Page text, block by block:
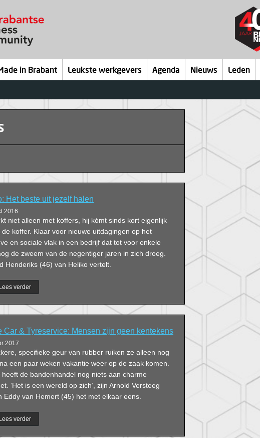
in Brabant Leukste werkgevers Agenda Nieuws Leden
Het beste uit jezelf halen
2016
niet alleen met koffers, hij kómt sinds kort eigenlijk
de koffer. Klaar voor nieuwe uitdagingen op het
en sociale vlak in een bedrijf dat tot voor enkele
de zweem van de negentiger jaren in zich droeg.
Henderiks (46) van Heliko vertelt.
Lees verder
Car & Tyreservice: Mensen zijn geen kentekens
2017
specifieke geur van rubber ruiken ze alleen nog
een paar weken vakantie weer op de zaak komen.
heeft de bandenhandel nog niets aan charme
‘Het is een wereld op zich’, zijn Arnold Versteeg
Eddy van Hemert (45) het met elkaar eens.
Lees verder